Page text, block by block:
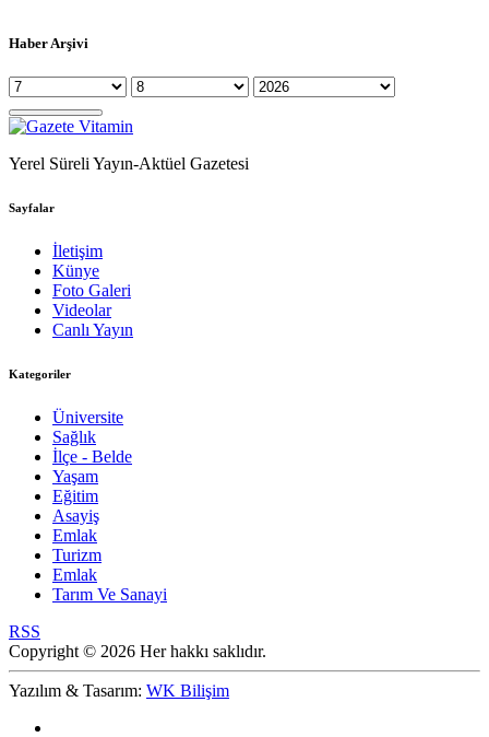
Haber Arşivi
Yerel Süreli Yayın-Aktüel Gazetesi
Sayfalar
İletişim
Künye
Foto Galeri
Videolar
Canlı Yayın
Kategoriler
Üniversite
Sağlık
İlçe - Belde
Yaşam
Eğitim
Asayiş
Emlak
Turizm
Emlak
Tarım Ve Sanayi
RSS
Copyright © 2026 Her hakkı saklıdır.
Yazılım & Tasarım: WK Bilişim